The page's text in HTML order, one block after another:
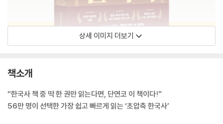
상세 이미지 더보기
책소개
“한국사 책 중 딱 한 권만 읽는다면, 단연코 이 책이다!”
56만 명이 선택한 가장 쉽고 빠르게 읽는 ‘초압축 한국사’